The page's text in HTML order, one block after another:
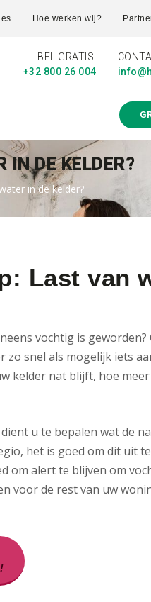
Hoe werken wij?
BEL GRATIS:
+32 800 26 004
IN DE KELDER?
in de kelder?
Last van
vochtig is geworden?
snel als mogelijk iets
kelder nat blijft, hoe
u te bepalen wat de
het is goed om dit uit
om alert te blijven om
voor de rest van uw